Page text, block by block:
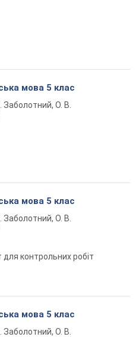
мова 5 клас
Заболотний, О. В.
мова 5 клас
Заболотний, О. В.
контрольних робіт
мова 5 клас
Заболотний, О. В.